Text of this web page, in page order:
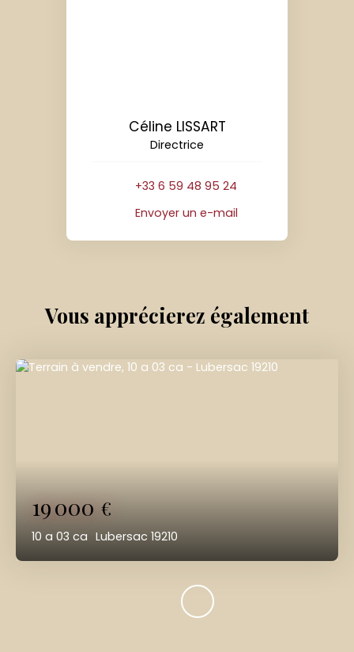
Céline LISSART
Directrice
+33 6 59 48 95 24
Envoyer un e-mail
Vous apprécierez également
19 000€
10 a 03 ca Lubersac 19210